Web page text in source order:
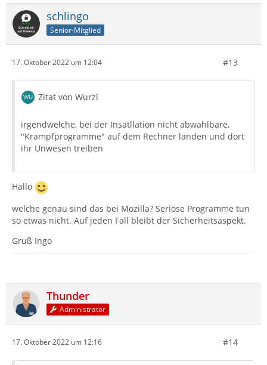
schlingo
Senior-Mitglied
17. Oktober 2022 um 12:04 #13
Zitat von Wurzl
irgendwelche, bei der Insatllation nicht abwählbare,
"Krampfprogramme" auf dem Rechner landen und dort
ihr Unwesen treiben
Hallo
welche genau sind das bei Mozilla? Seriöse Programme tun
so etwas nicht. Auf jeden Fall bleibt der Sicherheitsaspekt.
Gruß Ingo
Thunder
Administrator
17. Oktober 2022 um 12:16 #14